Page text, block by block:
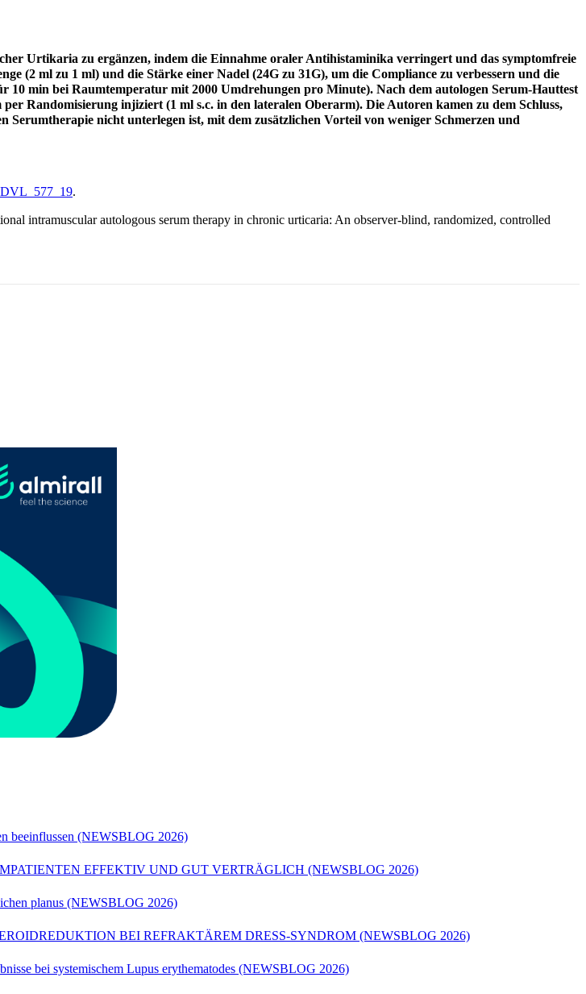
Urtikaria zu ergänzen, indem die Einnahme oraler Antihistaminika verringert und das symptomfreie
(2 ml zu 1 ml) und die Stärke einer Nadel (24G zu 31G), um die Compliance zu verbessern und die
min bei Raumtemperatur mit 2000 Umdrehungen pro Minute). Nach dem autologen Serum-Hauttest
Randomisierung injiziert (1 ml s.c. in den lateralen Oberarm). Die Autoren kamen zu dem Schluss,
nicht unterlegen ist, mit dem zusätzlichen Vorteil von weniger Schmerzen und
.
intramuscular autologous serum therapy in chronic urticaria: An observer-blind, randomized, controlled
beeinflussen (NEWSBLOG 2026)
EFFEKTIV UND GUT VERTRÄGLICH (NEWSBLOG 2026)
planus (NEWSBLOG 2026)
BEI REFRAKTÄREM DRESS-SYNDROM (NEWSBLOG 2026)
bei systemischem Lupus erythematodes (NEWSBLOG 2026)